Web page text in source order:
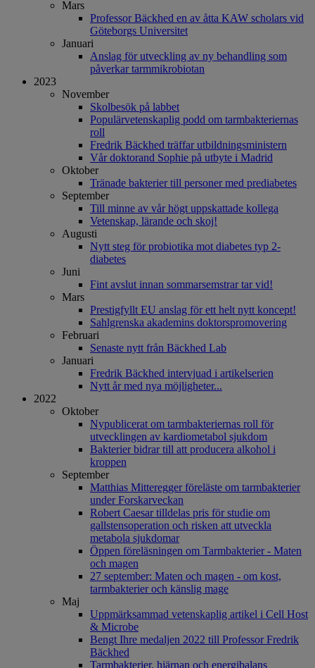
Mars
Professor Bäckhed en av åtta KAW scholars vid
Göteborgs Universitet
Januari
Anslag för utveckling av ny behandling som
påverkar tarmmikrobiotan
2023
November
Skolbesök på labbet
Populärvetenskaplig podd om tarmbakteriernas
roll
Fredrik Bäckhed träffar utbildningsministern
Vår doktorand Sophie på utbyte i Madrid
Oktober
Tränade bakterier till personer med prediabetes
September
Till minne av vår högt uppskattade kollega
Vetenskap, lärande och skoj!
Augusti
Nytt steg för probiotika mot diabetes typ 2-
diabetes
Juni
Fint avslut innan sommarsemstrar tar vid!
Mars
Prestigfyllt EU anslag för ett helt nytt koncept!
Sahlgrenska akademins doktorspromovering
Februari
Senaste nytt från Bäckhed Lab
Januari
Fredrik Bäckhed intervjuad i artikelserien
Nytt år med nya möjligheter...
2022
Oktober
Nypublicerat om tarmbakteriernas roll för
utvecklingen av kardiometabol sjukdom
Bakterier bidrar till att producera alkohol i
kroppen
September
Matthias Mitteregger föreläste om tarmbakterier
under Forskarveckan
Robert Caesar tilldelas pris för studie om
gallstensoperation och risken att utveckla
metabola sjukdomar
Öppen föreläsningen om Tarmbakterier - Maten
och magen
27 september: Maten och magen - om kost,
tarmbakterier och känslig mage
Maj
Uppmärksammad vetenskaplig artikel i Cell Host
& Microbe
Bengt Ihre medaljen 2022 till Professor Fredrik
Bäckhed
Tarmbakterier, hjärnan och energibalans